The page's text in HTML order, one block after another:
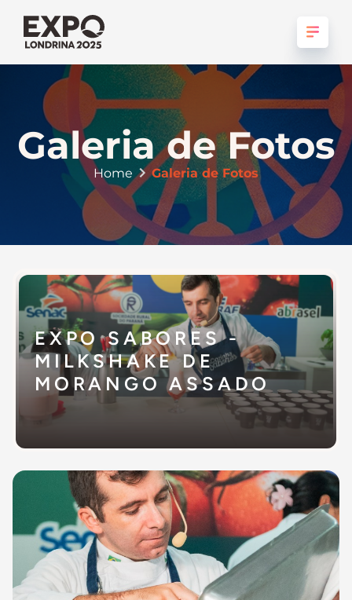
Galeria de Fotos
Home Galeria de Fotos
EXPO SABORES -
MILKSHAKE DE
MORANGO ASSADO